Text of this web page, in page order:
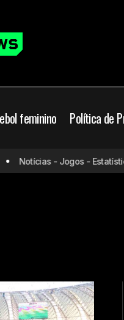
feminino Política de
Notícias - Jogos -